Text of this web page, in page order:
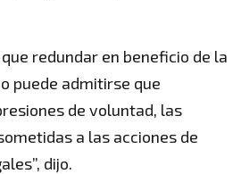
redundar en beneficio de la
puede admitirse que
de voluntad, las
a las acciones de
dijo.